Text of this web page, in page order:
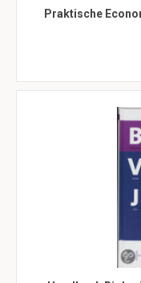
Praktische